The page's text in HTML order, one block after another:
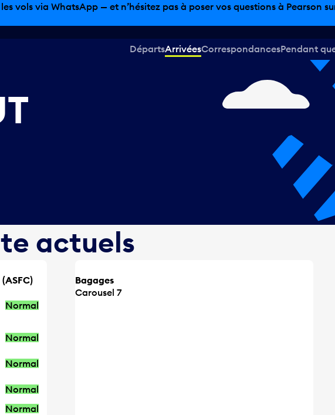
Pearson. Magasinage hors taxes, offres gastronomiques et bien plus
DépartsArrivéesCorrespondancesPendant
actuels
Normal
Normal
Normal
Normal
Normal
Bagages
Carousel 7